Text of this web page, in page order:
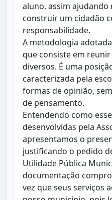
aluno, assim ajudando
construir um cidadão
responsabilidade.
A metodologia
que consiste em
diversos. É uma
caracterizada pela
formas de opinião,
de pensamento.
Entendendo como
desenvolvidas pela
apresentamos o
justificando o pedido
Utilidade Pública
documentação
vez que seus serviços